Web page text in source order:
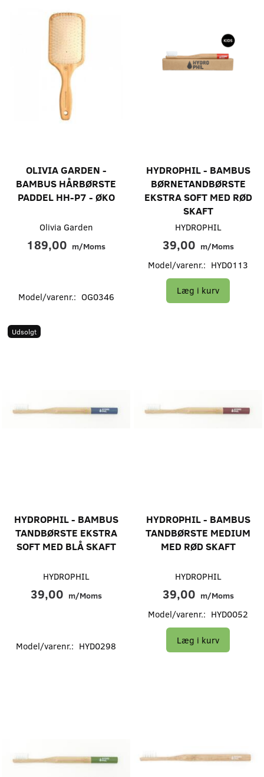
OLIVIA GARDEN -
BAMBUS HÅRBØRSTE
PADDEL HH-P7 - ØKO
Olivia Garden
189,00 m/Moms
Model/varenr.: OG0346
HYDROPHIL - BAMBUS
BØRNETANDBØRSTE
EKSTRA SOFT MED RØD
SKAFT
HYDROPHIL
39,00 m/Moms
Model/varenr.: HYD0113
Læg i kurv
Udsolgt
HYDROPHIL - BAMBUS
TANDBØRSTE EKSTRA
SOFT MED BLÅ SKAFT
HYDROPHIL
39,00 m/Moms
Model/varenr.: HYD0298
HYDROPHIL - BAMBUS
TANDBØRSTE MEDIUM
MED RØD SKAFT
HYDROPHIL
39,00 m/Moms
Model/varenr.: HYD0052
Læg i kurv